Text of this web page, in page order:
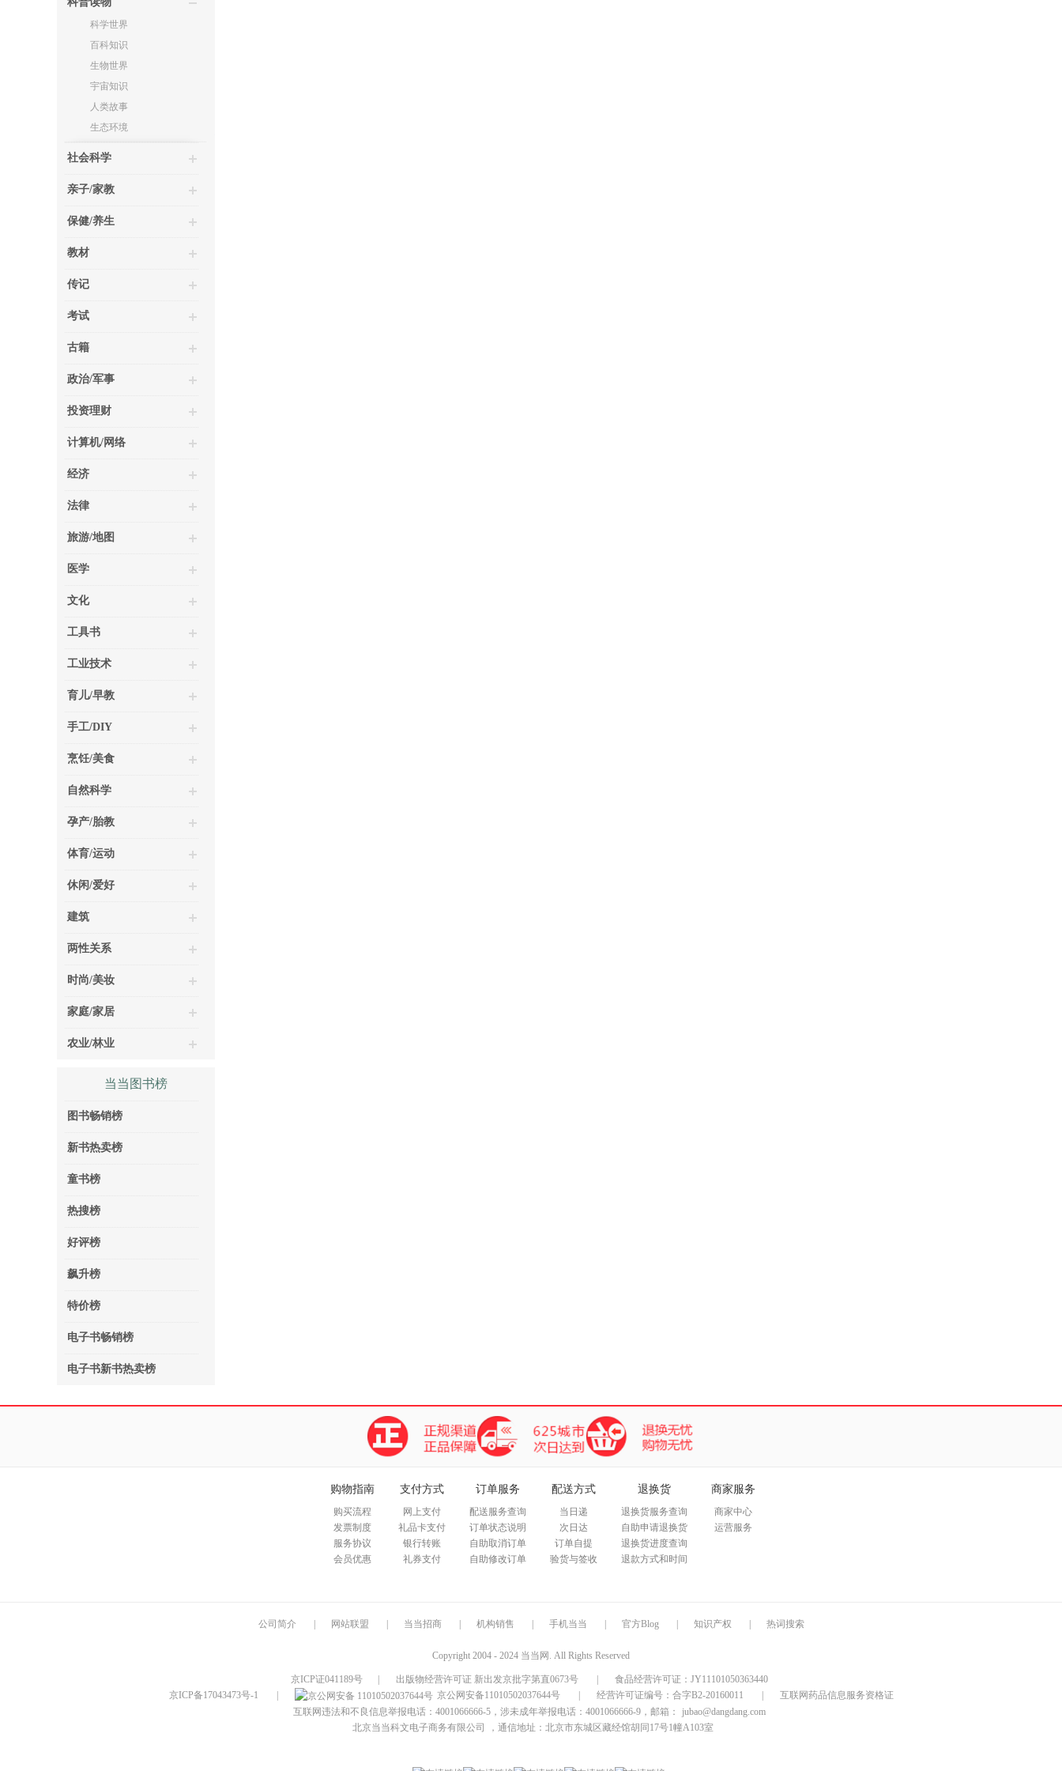
科学世界
百科知识
生物世界
宇宙知识
人类故事
生态环境
社会科学
亲子/家教
保健/养生
教材
传记
考试
古籍
政治/军事
投资理财
计算机/网络
经济
法律
旅游/地图
医学
文化
工具书
工业技术
育儿/早教
手工/DIY
烹饪/美食
自然科学
孕产/胎教
体育/运动
休闲/爱好
建筑
两性关系
时尚/美妆
家庭/家居
农业/林业
当当图书榜
图书畅销榜
新书热卖榜
童书榜
热搜榜
好评榜
飙升榜
特价榜
电子书畅销榜
电子书新书热卖榜
购物指南
购买流程
发票制度
服务协议
会员优惠
支付方式
网上支付
礼品卡支付
银行转账
礼券支付
订单服务
配送服务查询
订单状态说明
自助取消订单
自助修改订单
配送方式
当日递
次日达
订单自提
验货与签收
退换货
退换货服务查询
自助申请退换货
退换货进度查询
退款方式和时间
商家服务
商家中心
运营服务
公司简介 网站联盟 当当招商 机构销售 手机当当 官方Blog 知识产权 热词搜索
Copyright 2004 - 2024 当当网. All Rights Reserved
京ICP证041189号 出版物经营许可证 新出发京批字第直0673号
食品经营许可证：JY11101050363440
京ICP备17043473号-1
京公网安备11010502037644号 经营许可证编号：合字B2-20160011
互联网药品信息服务资格证
互联网违法和不良信息举报电话：4001066666-5，涉未成年举报电话：4001066666-9，邮箱：
jubao@dangdang.com
北京当当科文电子商务有限公司
，通信地址：北京市东城区藏经馆胡同17号1幢A103室